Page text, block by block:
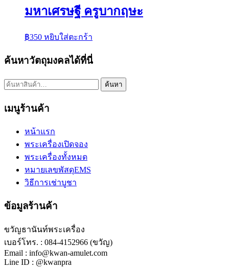
มหาเศรษฐี ครูบากฤษะ
฿350 หยิบใส่ตะกร้า
ค้นหาวัตถุมงคลได้ที่นี่
ค้นหา: ค้นหา
เมนูร้านค้า
หน้าแรก
พระเครื่องเปิดจอง
พระเครื่องทั้งหมด
หมายเลขพัสดุEMS
วิธีการเช่าบูชา
ข้อมูลร้านค้า
ขวัญธานันท์พระเครื่อง
เบอร์โทร. : 084-4152966 (ขวัญ)
Email : info@kwan-amulet.com
Line ID : @kwanpra